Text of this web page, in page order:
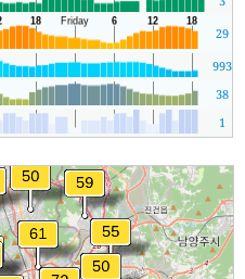
29
993
38
1